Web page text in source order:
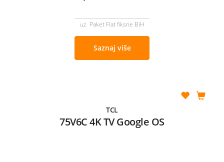
uz Paket Flat fiksne BiH
Saznaj više
TCL
75V6C 4K TV Google OS